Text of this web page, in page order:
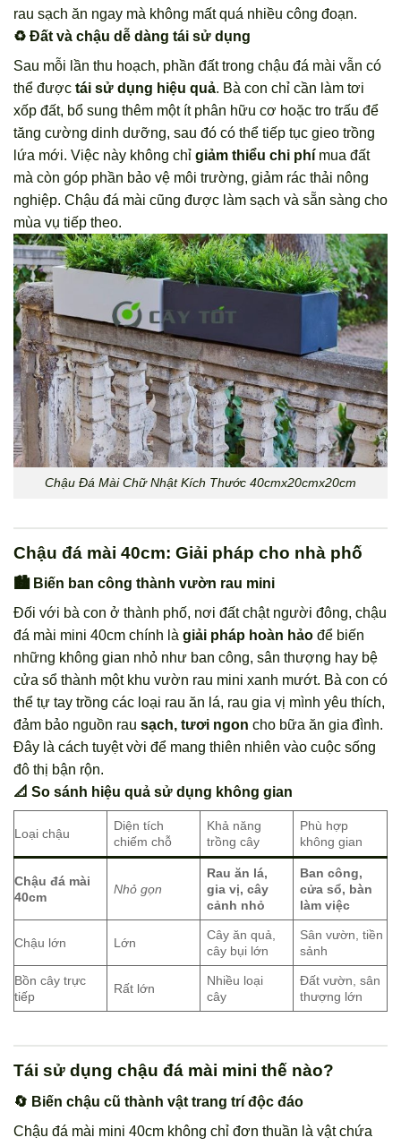
rau sạch ăn ngay mà không mất quá nhiều công đoạn.
♻️ Đất và chậu dễ dàng tái sử dụng
Sau mỗi lần thu hoạch, phần đất trong chậu đá mài vẫn có
thể được tái sử dụng hiệu quả. Bà con chỉ cần làm tơi
xốp đất, bổ sung thêm một ít phân hữu cơ hoặc tro trấu để
tăng cường dinh dưỡng, sau đó có thể tiếp tục gieo trồng
lứa mới. Việc này không chỉ giảm thiểu chi phí mua đất
mà còn góp phần bảo vệ môi trường, giảm rác thải nông
nghiệp. Chậu đá mài cũng được làm sạch và sẵn sàng cho
mùa vụ tiếp theo.
Chậu Đá Mài Chữ Nhật Kích Thước 40cmx20cmx20cm
Chậu đá mài 40cm: Giải pháp cho nhà phố
🏙️ Biến ban công thành vườn rau mini
Đối với bà con ở thành phố, nơi đất chật người đông, chậu
đá mài mini 40cm chính là giải pháp hoàn hảo để biến
những không gian nhỏ như ban công, sân thượng hay bệ
cửa sổ thành một khu vườn rau mini xanh mướt. Bà con có
thể tự tay trồng các loại rau ăn lá, rau gia vị mình yêu thích,
đảm bảo nguồn rau sạch, tươi ngon cho bữa ăn gia đình.
Đây là cách tuyệt vời để mang thiên nhiên vào cuộc sống
đô thị bận rộn.
📐 So sánh hiệu quả sử dụng không gian
Loại chậu
Diện tích
chiếm chỗ
Khả năng
trồng cây
Phù hợp
không gian
Chậu đá mài
40cm
Nhỏ gọn
Rau ăn lá,
gia vị, cây
cảnh nhỏ
Ban công,
cửa sổ, bàn
làm việc
Chậu lớn Lớn
Cây ăn quả,
cây bụi lớn
Sân vườn, tiền
sảnh
Bồn cây trực
tiếp
Rất lớn
Nhiều loại
cây
Đất vườn, sân
thượng lớn
Tái sử dụng chậu đá mài mini thế nào?
🔄 Biến chậu cũ thành vật trang trí độc đáo
Chậu đá mài mini 40cm không chỉ đơn thuần là vật chứa